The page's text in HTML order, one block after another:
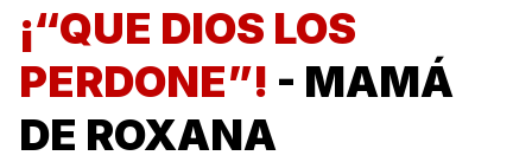
¡“QUE DIOS LOS
PERDONE”! - MAMÁ
DE ROXANA